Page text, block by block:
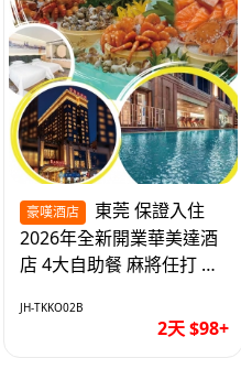
豪嘆酒店
2026年全新開業華美達酒
店 4大自助餐 麻將任打 抵
JH-TKKO02B
2天 $98+